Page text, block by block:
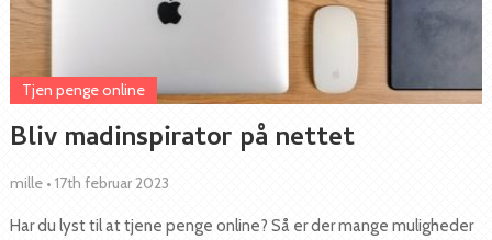
Bliv madinspirator på nettet
Tjen penge online
mille • 17th februar 2023
Har du lyst til at tjene penge online? Så er der mange muligheder